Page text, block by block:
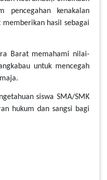
pencegahan kenakalan
hasil sebagai
Barat memahami nilai-
untuk mencegah
siswa SMA/SMK
hukum dan sangsi bagi